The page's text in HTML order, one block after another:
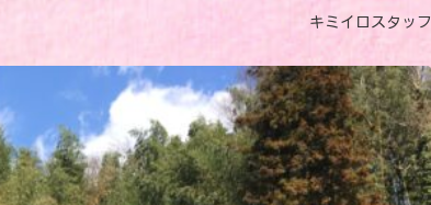
キミイロスタッフ